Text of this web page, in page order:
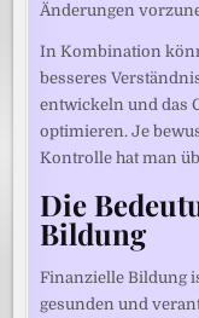
Änderungen
In Kombination
besseres
entwickeln und das
optimieren. Je
Kontrolle hat man
Die
Bildung
Finanzielle Bildung
gesunden und